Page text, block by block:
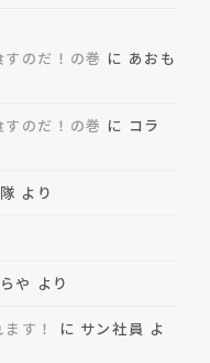
のだ！の巻 に あおも
のだ！の巻 に コラ
より
や より
す！ に サン社員 よ